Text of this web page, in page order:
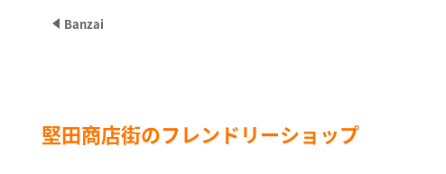
Banzai
堅田商店街のフレンドリーショップ